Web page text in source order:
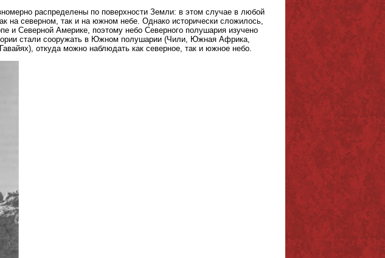
распределены по поверхности Земли: в этом случае в любой
на северном, так и на южном небе. Однако исторически сложилось,
и Северной Америке, поэтому небо Северного полушария изучено
стали сооружать в Южном полушарии (Чили, Южная Африка,
откуда можно наблюдать как северное, так и южное небо.